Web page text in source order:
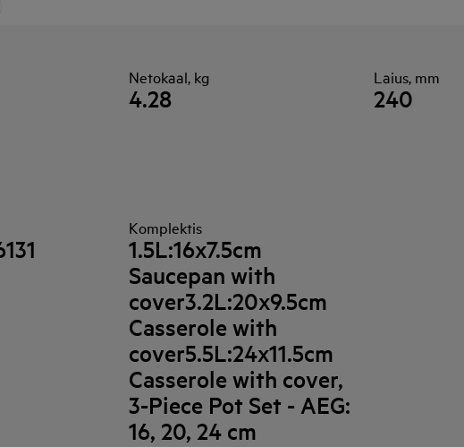
Netokaal, kg
4.28
Laius, mm
240
Komplektis
1.5L:16x7.5cm
Saucepan with
cover3.2L:20x9.5cm
Casserole with
cover5.5L:24x11.5cm
Casserole with cover,
3-Piece Pot Set - AEG:
16, 20, 24 cm